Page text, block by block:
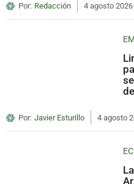
Por: Redacción 4 agosto 2026
Por: Javier Esturillo 4 agosto